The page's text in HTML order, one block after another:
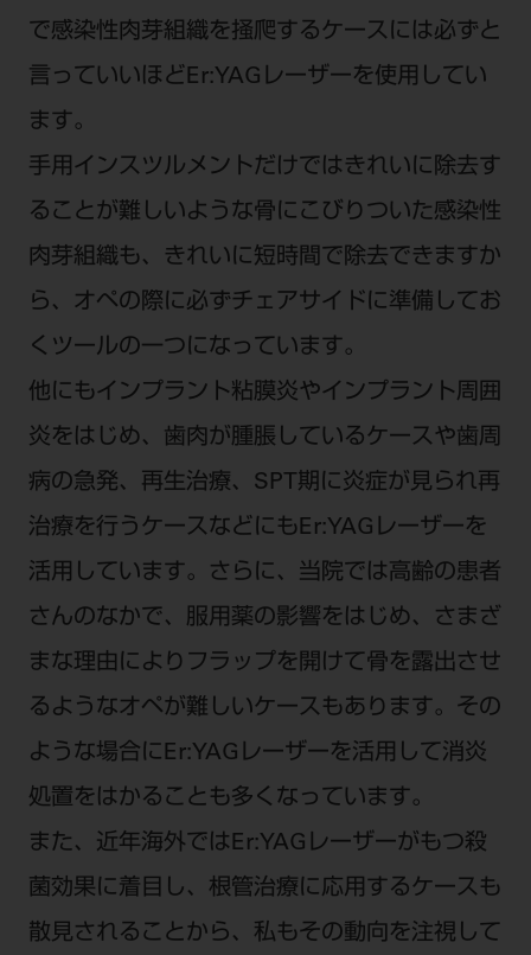
で感染性肉芽組織を掻爬するケースには必ずと
言っていいほどEr:YAGレーザーを使用してい
ます。
手用インスツルメントだけではきれいに除去す
ることが難しいような骨にこびりついた感染性
肉芽組織も、きれいに短時間で除去できますか
ら、オペの際に必ずチェアサイドに準備してお
くツールの一つになっています。
他にもインプラント粘膜炎やインプラント周囲
炎をはじめ、歯肉が腫脹しているケースや歯周
病の急発、再生治療、SPT期に炎症が見られ再
治療を行うケースなどにもEr:YAGレーザーを
活用しています。さらに、当院では高齢の患者
さんのなかで、服用薬の影響をはじめ、さまざ
まな理由によりフラップを開けて骨を露出させ
るようなオペが難しいケースもあります。その
ような場合にEr:YAGレーザーを活用して消炎
処置をはかることも多くなっています。
また、近年海外ではEr:YAGレーザーがもつ殺
菌効果に着目し、根管治療に応用するケースも
散見されることから、私もその動向を注視して
DMR（ディーエムアール）
特集
メールマガジンスマイル＋
ビバリーくんの歯科イラスト素材集
東京
愛知
京都
広島
福岡
MDSCについて
Digital Seminar
メール
FAX /
0800-222-6480（無料）
IP電話・ひかり電話は繋がらない場合がありま
す。
受付時間 月～金 9:00～17:00 （祝日・夏季休
歯科医療従事者専用窓口となります。
ディーラー様におかれましては、モリタ各担当営
業所へお問い合わせ願います。
個人情報保護方針 特定商取引について
ご利用規約 SNSアカウント利用規約